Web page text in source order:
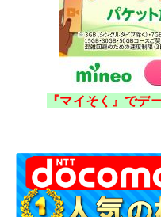
『マイそく』でデ